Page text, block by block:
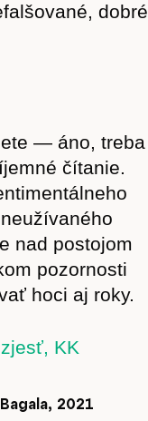
dobré
— áno, treba
čítanie.
nad postojom
pozornosti
hoci aj roky.
2021